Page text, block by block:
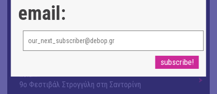
Οι γαλλικές ταινίες του 16ου Athens Open Air Film
ΘΕΑΤΡΟ / ΧΟΡΟΣ
«Μήδεια» του Ευριπίδη | Σκην.: Nikita Milivojević
9o Φεστιβάλ Στρογγύλη στη Σαντορίνη
email: